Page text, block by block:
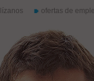
ofertas de